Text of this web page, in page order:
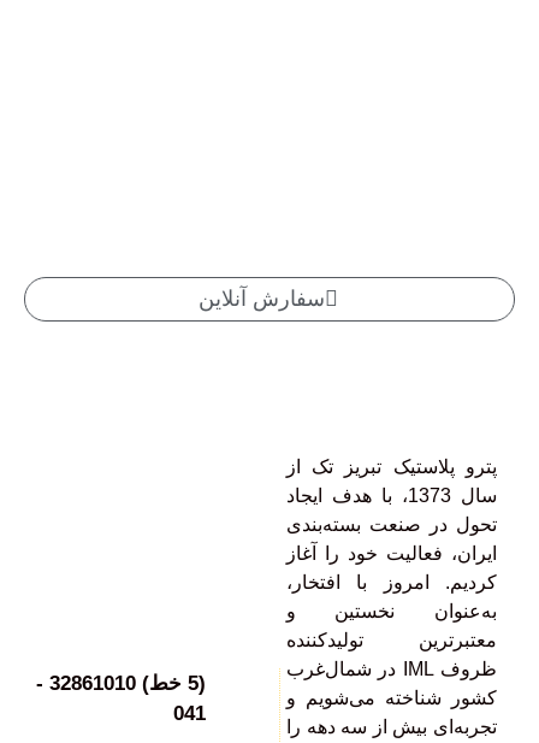
سفارش آنلاین
پترو پلاستیک تبریز تک از
سال 1373، با هدف ایجاد
تحول در صنعت بسته‌بندی
ایران، فعالیت خود را آغاز
کردیم. امروز با افتخار،
به‌عنوان نخستین و
معتبرترین تولیدکننده
ظروف IML در شمال‌غرب
کشور شناخته می‌شویم و
تجربه‌ای بیش از سه دهه را
(5 خط) 32861010 -
041